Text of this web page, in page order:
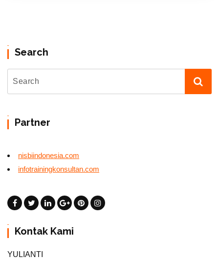
Search
Partner
nisbiindonesia.com
infotrainingkonsultan.com
Kontak Kami
YULIANTI